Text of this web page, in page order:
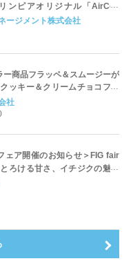
ピアオリジナル「AirCon
）」導入 | ＰＧＭ
ージメント株式会社
商品フラッペ＆スムージーが
ッキー＆クリームチョコフラ
ジー」8月5日（水）から販売
社
ェア開催のお知らせ＞FIG fair
ろける甘さ、イチジクの魅力
め、イチジク尽くしの全4種が
ト